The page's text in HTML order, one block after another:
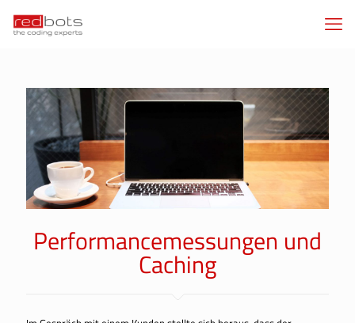
Performancemessungen und
Caching